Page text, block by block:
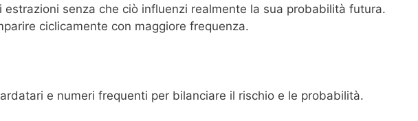
senza che ciò influenzi realmente la sua probabilità futura.
ciclicamente con maggiore frequenza.
e numeri frequenti per bilanciare il rischio e le probabilità.